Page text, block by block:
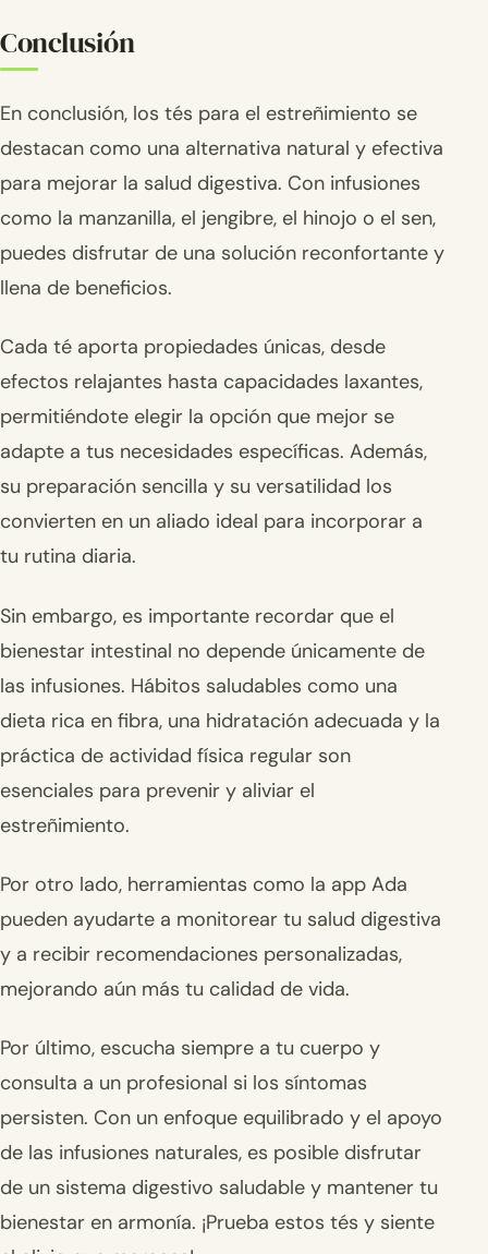
Conclusión
En conclusión, los tés para el estreñimiento se
destacan como una alternativa natural y efectiva
para mejorar la salud digestiva. Con infusiones
como la manzanilla, el jengibre, el hinojo o el sen,
puedes disfrutar de una solución reconfortante y
llena de beneficios.
Cada té aporta propiedades únicas, desde
efectos relajantes hasta capacidades laxantes,
permitiéndote elegir la opción que mejor se
adapte a tus necesidades específicas. Además,
su preparación sencilla y su versatilidad los
convierten en un aliado ideal para incorporar a
tu rutina diaria.
Sin embargo, es importante recordar que el
bienestar intestinal no depende únicamente de
las infusiones. Hábitos saludables como una
dieta rica en fibra, una hidratación adecuada y la
práctica de actividad física regular son
esenciales para prevenir y aliviar el
estreñimiento.
Por otro lado, herramientas como la app Ada
pueden ayudarte a monitorear tu salud digestiva
y a recibir recomendaciones personalizadas,
mejorando aún más tu calidad de vida.
Por último, escucha siempre a tu cuerpo y
consulta a un profesional si los síntomas
persisten. Con un enfoque equilibrado y el apoyo
de las infusiones naturales, es posible disfrutar
de un sistema digestivo saludable y mantener tu
bienestar en armonía. ¡Prueba estos tés y siente